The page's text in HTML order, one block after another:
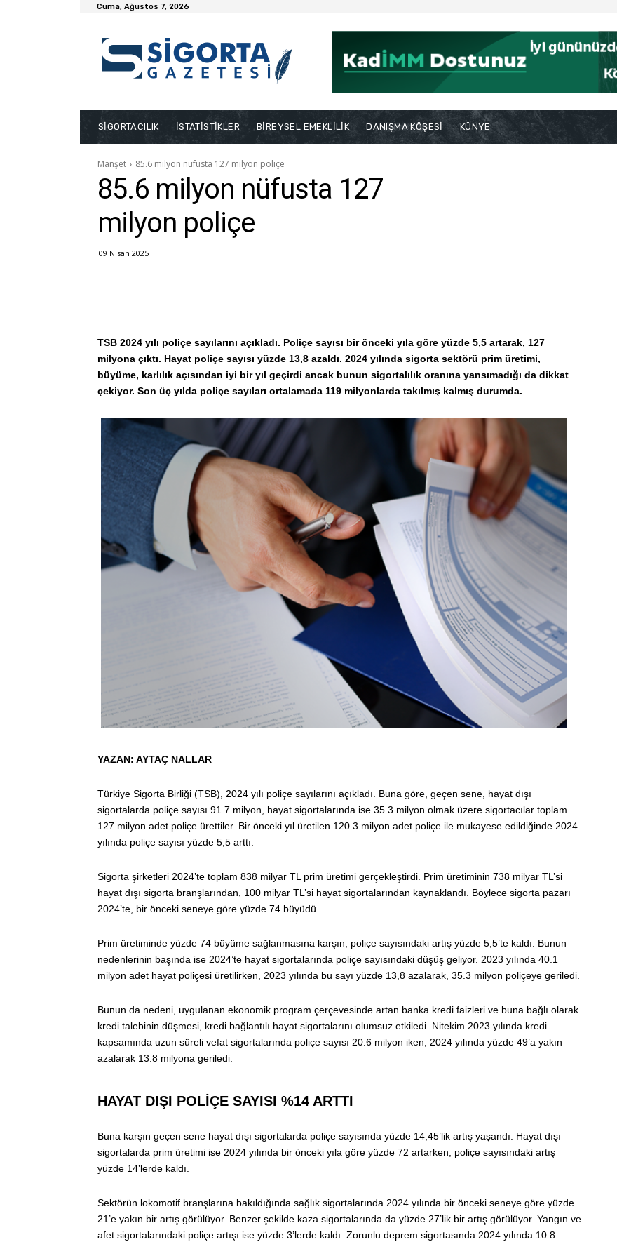
Cuma, Ağustos 7, 2026
SİGORTACILIK İSTATİSTİKLER BİREYSEL EMEKLİLİK DANIŞMA KÖŞESİ KÜNYE
Manşet 85.6 milyon nüfusta 127 milyon poliçe
85.6 milyon nüfusta 127
milyon poliçe
09 Nisan 2025
TSB 2024 yılı poliçe sayılarını açıkladı. Poliçe sayısı bir önceki yıla göre yüzde 5,5 artarak, 127
milyona çıktı. Hayat poliçe sayısı yüzde 13,8 azaldı. 2024 yılında sigorta sektörü prim üretimi,
büyüme, karlılık açısından iyi bir yıl geçirdi ancak bunun sigortalılık oranına yansımadığı da dikkat
çekiyor. Son üç yılda poliçe sayıları ortalamada 119 milyonlarda takılmış kalmış durumda.
YAZAN: AYTAÇ NALLAR
Türkiye Sigorta Birliği (TSB), 2024 yılı poliçe sayılarını açıkladı. Buna göre, geçen sene, hayat dışı
sigortalarda poliçe sayısı 91.7 milyon, hayat sigortalarında ise 35.3 milyon olmak üzere sigortacılar toplam
127 milyon adet poliçe ürettiler. Bir önceki yıl üretilen 120.3 milyon adet poliçe ile mukayese edildiğinde 2024
yılında poliçe sayısı yüzde 5,5 arttı.
Sigorta şirketleri 2024’te toplam 838 milyar TL prim üretimi gerçekleştirdi. Prim üretiminin 738 milyar TL’si
hayat dışı sigorta branşlarından, 100 milyar TL’si hayat sigortalarından kaynaklandı. Böylece sigorta pazarı
2024’te, bir önceki seneye göre yüzde 74 büyüdü.
Prim üretiminde yüzde 74 büyüme sağlanmasına karşın, poliçe sayısındaki artış yüzde 5,5’te kaldı. Bunun
nedenlerinin başında ise 2024’te hayat sigortalarında poliçe sayısındaki düşüş geliyor. 2023 yılında 40.1
milyon adet hayat poliçesi üretilirken, 2023 yılında bu sayı yüzde 13,8 azalarak, 35.3 milyon poliçeye geriledi.
Bunun da nedeni, uygulanan ekonomik program çerçevesinde artan banka kredi faizleri ve buna bağlı olarak
kredi talebinin düşmesi, kredi bağlantılı hayat sigortalarını olumsuz etkiledi. Nitekim 2023 yılında kredi
kapsamında uzun süreli vefat sigortalarında poliçe sayısı 20.6 milyon iken, 2024 yılında yüzde 49’a yakın
azalarak 13.8 milyona geriledi.
HAYAT DIŞI POLİÇE SAYISI %14 ARTTI
Buna karşın geçen sene hayat dışı sigortalarda poliçe sayısında yüzde 14,45’lik artış yaşandı. Hayat dışı
sigortalarda prim üretimi ise 2024 yılında bir önceki yıla göre yüzde 72 artarken, poliçe sayısındaki artış
yüzde 14’lerde kaldı.
Sektörün lokomotif branşlarına bakıldığında sağlık sigortalarında 2024 yılında bir önceki seneye göre yüzde
21’e yakın bir artış görülüyor. Benzer şekilde kaza sigortalarında da yüzde 27’lik bir artış görülüyor. Yangın ve
afet sigortalarındaki poliçe artışı ise yüzde 3’lerde kaldı. Zorunlu deprem sigortasında 2024 yılında 10.8